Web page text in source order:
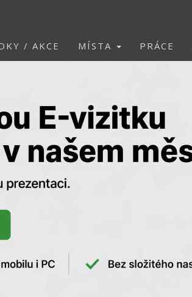
/ AKCE MÍSTA PRÁCE